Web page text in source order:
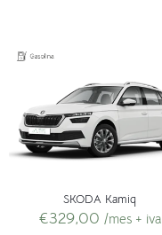
SKODA Kamiq
€329,00 /mes + iva